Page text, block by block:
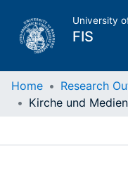
University
FIS
Home
Home Research